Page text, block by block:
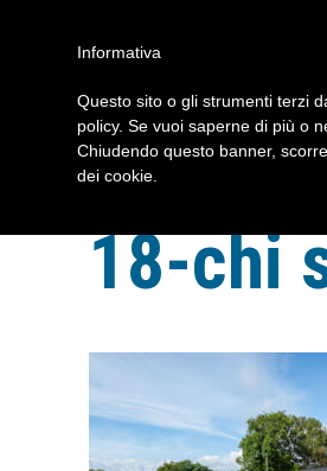
18-chi
Informativa
Questo sito o gli strumenti terzi
policy. Se vuoi saperne di più o
Chiudendo questo banner,
dei cookie.